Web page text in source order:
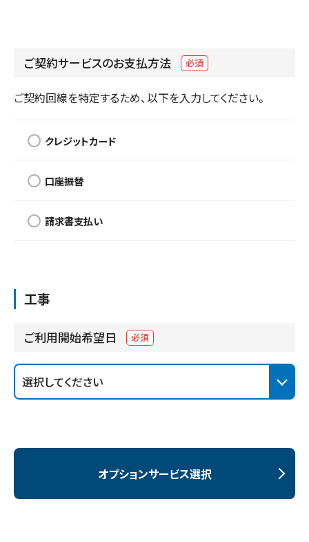
ご契約サービスのお支払方法 必須
ご契約回線を特定するため、以下を入力してください。
クレジットカード
口座振替
請求書支払い
工事
ご利用開始希望日 必須
オプションサービス選択